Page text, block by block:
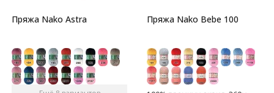
Пряжа Nako Astra Пряжа Nako Bebe 100